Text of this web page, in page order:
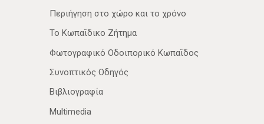
Περιήγηση στο χώρο και το χρόνο
Το Κωπαΐδικο Ζήτημα
Φωτογραφικό Οδοιπορικό Κωπαΐδος
Συνοπτικός Οδηγός
Βιβλιογραφία
Multimedia